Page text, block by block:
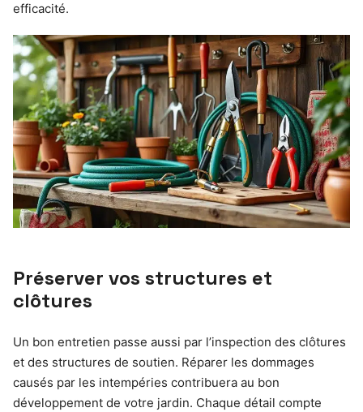
efficacité.
Préserver vos structures et
clôtures
Un bon entretien passe aussi par l’inspection des clôtures
et des structures de soutien. Réparer les dommages
causés par les intempéries contribuera au bon
développement de votre jardin. Chaque détail compte